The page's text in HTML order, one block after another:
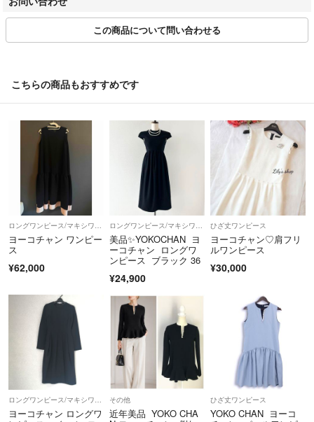
ます。
配送方法は、佐川急便またはヤマト運輸のネコポスにて配送いたしま
す。（沖縄・離島・一部地域は、ゆうパックでの配送となります）
土日祝を除き、10時 ~ 17時 を営業時間としています。
【商品について】
・取扱い商品はすべて1点ものであるため、ご注文品をご用意できない
場合にはキャンセルのご案内をいたします。
・出品物、付属品は特筆のない限り画像掲載のものが全てです（ハンガ
ー等の撮影小物は除く）。
・パンツの裾上げ、袖や着丈の詰めの有無については、判断が難しい場
合がございます。実寸値をご参照いただき、ご不明点はお気軽にご質問
ください。
・色の記載には主観が介入します。また、何色と明確にお答えするのが
難しい事もございますので、写真よりご判断ください。
------------
こちらのアカウントはラクマ公式パートナーの株式会社KLDによって運
営されています。
▼特定商取引法表示
https://fril.jp/ts/official/law/kld/
▼返品特約
https://fril.jp/ts/official/law/kld/#return_policy
適格請求書登録番号
この商品について問い合わせる
こちらの商品もおすすめです
ロングワンピース/マキシワンピース
ヨーコチャン ワンピー
ス
¥62,000
ロングワンピース/マキシワンピース
美品✨YOKOCHAN ヨ
ーコチャン ロングワ
ンピース ブラック 36
¥24,900
ひざ丈ワンピース
ヨーコチャン♡肩フリ
ルワンピース
¥30,000
ヨーコチャン ロングワ
その他
近年美品 YOKO CHA
ひざ丈ワンピース
YOKO CHAN ヨーコ